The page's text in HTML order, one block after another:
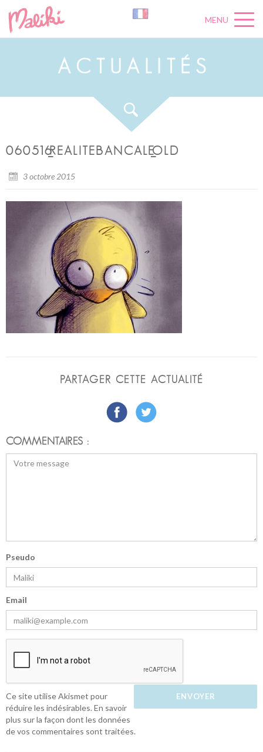
MENU
A C U A L É S
060516_REALITEBANCALE_OLD
3 octobre 2015
PARTAGER CETTE ACTUALITÉ
COMMENTAIRES :
Pseudo
Email
Ce site utilise Akismet pour
réduire les indésirables.En savoir
plus sur la façon dont les données
de vos commentaires sont traitées.